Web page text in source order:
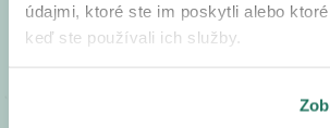
údajmi, ktoré ste im poskytli alebo
keď ste používali ich služby.
Brokolice, tekvica a